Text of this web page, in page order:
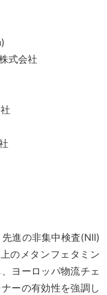
式会社
進の非集中検査(NII)
のメタンフェタミン
ヨーロッパ物流チェ
ーの有効性を強調し